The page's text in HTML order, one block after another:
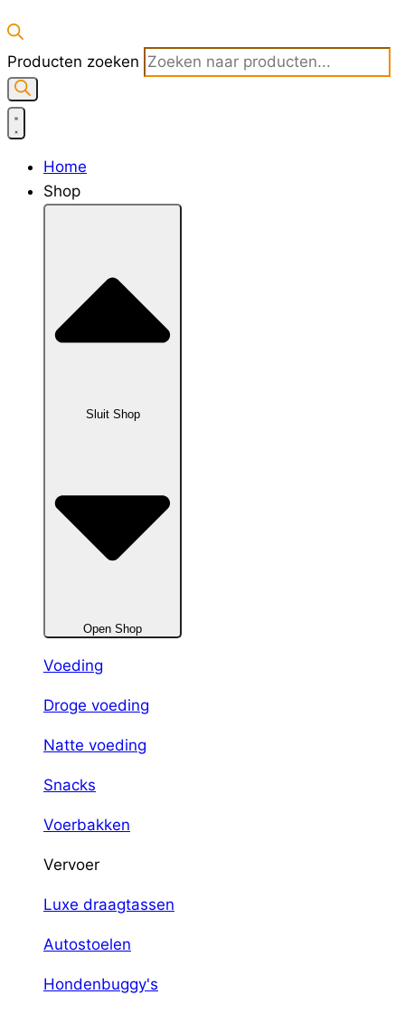
Producten zoeken
Home
Shop
Sluit Shop
Open Shop
Voeding
Droge voeding
Natte voeding
Snacks
Voerbakken
Vervoer
Luxe draagtassen
Autostoelen
Hondenbuggy's